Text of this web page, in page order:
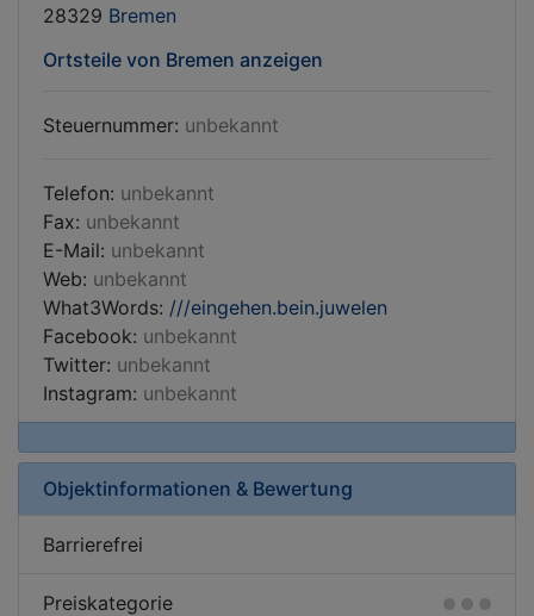
28329 Bremen
Ortsteile von Bremen anzeigen
Steuernummer: unbekannt
Telefon: unbekannt
Fax: unbekannt
E-Mail: unbekannt
Web: unbekannt
What3Words: ///eingehen.bein.juwelen
Facebook: unbekannt
Twitter: unbekannt
Instagram: unbekannt
Objektinformationen & Bewertung
Barrierefrei
Preiskategorie